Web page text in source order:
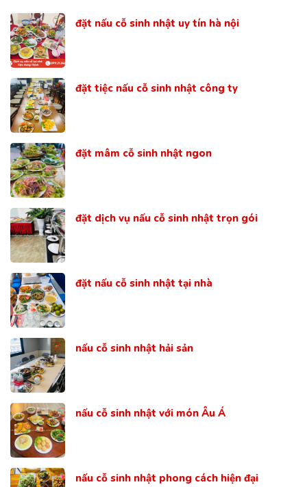
đặt nấu cỗ sinh nhật uy tín hà nội
đặt tiệc nấu cỗ sinh nhật công ty
đặt mâm cỗ sinh nhật ngon
đặt dịch vụ nấu cỗ sinh nhật trọn gói
đặt nấu cỗ sinh nhật tại nhà
nấu cỗ sinh nhật hải sản
nấu cỗ sinh nhật với món Âu Á
nấu cỗ sinh nhật phong cách hiện đại